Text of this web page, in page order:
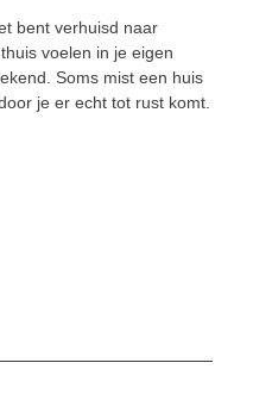
bent verhuisd naar
voelen in je eigen
Soms mist een huis
je er echt tot rust komt.